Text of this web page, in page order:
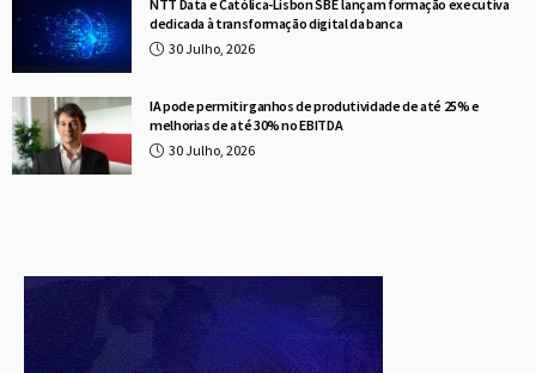
NTT Data e Católica-Lisbon SBE lançam formação executiva
dedicada à transformação digital da banca
30 Julho, 2026
IA pode permitir ganhos de produtividade de até 25% e
melhorias de até 30% no EBITDA
30 Julho, 2026